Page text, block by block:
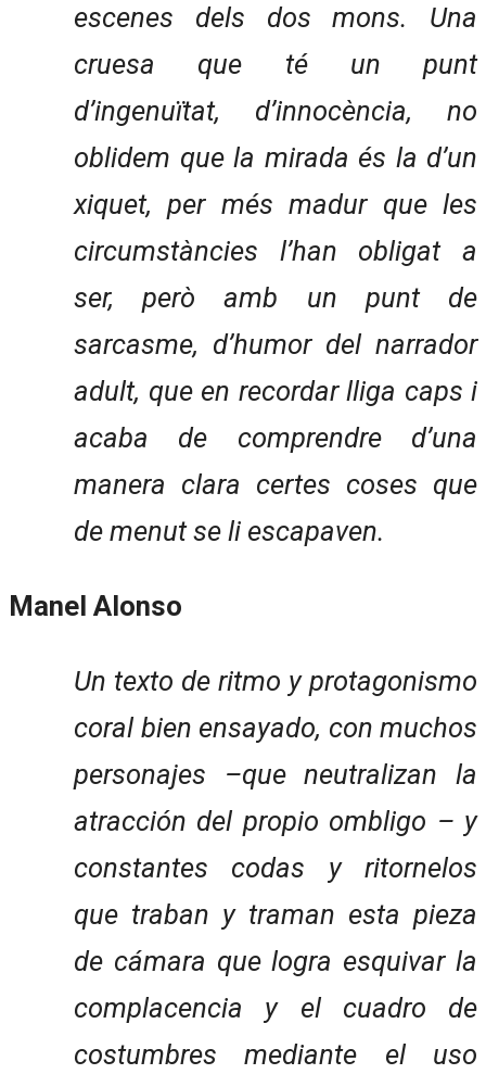
escenes dels dos mons. Una
cruesa que té un punt
d’ingenuïtat, d’innocència, no
oblidem que la mirada és la d’un
xiquet, per més madur que les
circumstàncies l’han obligat a
ser, però amb un punt de
sarcasme, d’humor del narrador
adult, que en recordar lliga caps i
acaba de comprendre d’una
manera clara certes coses que
de menut se li escapaven.
Manel Alonso
Un texto de ritmo y protagonismo
coral bien ensayado, con muchos
personajes –que neutralizan la
atracción del propio ombligo – y
constantes codas y ritornelos
que traban y traman esta pieza
de cámara que logra esquivar la
complacencia y el cuadro de
costumbres mediante el uso